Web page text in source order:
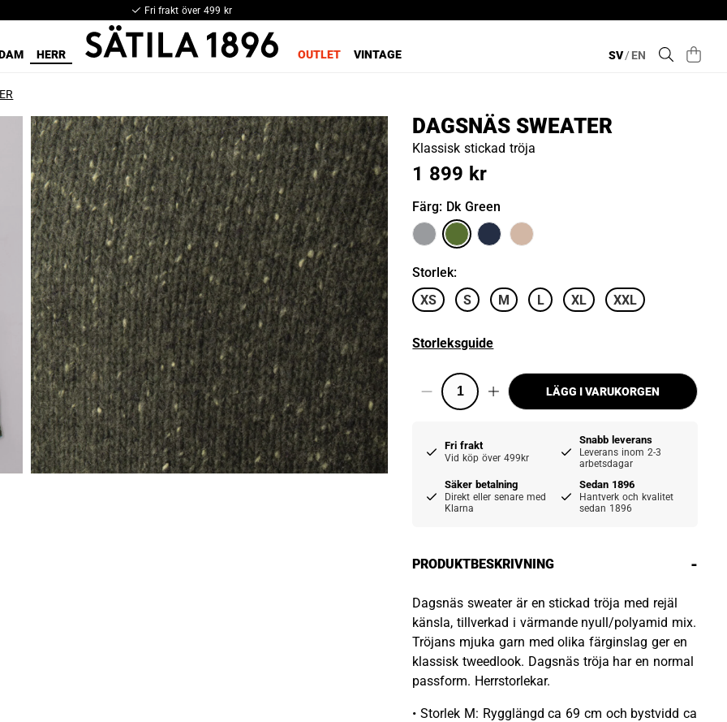
Fri frakt över 499 kr
HERR OUTLET VINTAGE SV/EN
DAGSNÄS SWEATER
Klassisk stickad tröja
1 899 kr
Färg: Dk Green
Storlek:
XS
S M L XL XXL
Storleksguide
LÄGG I VARUKORGEN
Fri frakt
Vid köp över 499kr
Snabb leverans
Leverans inom 2-3
arbetsdagar
Säker betalning
Direkt eller senare med
Klarna
Sedan 1896
Hantverk och kvalitet
sedan 1896
PRODUKTBESKRIVNING -
Dagsnäs sweater är en stickad tröja med rejäl
känsla, tillverkad i värmande nyull/polyamid mix.
Tröjans mjuka garn med olika färginslag ger en
klassisk tweedlook. Dagsnäs tröja har en normal
passform. Herrstorlekar.
• Storlek M: Rygglängd ca 69 cm och bystvidd ca